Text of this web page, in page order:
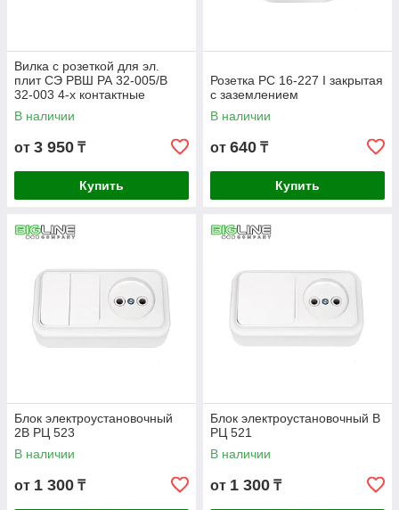
Вилка с розеткой для эл.
плит СЭ РВШ РА 32-005/В
32-003 4-х контактные
В наличии
от 3 950 ₸
Купить
Розетка РС 16-227 I закрытая
с заземлением
В наличии
от 640 ₸
Купить
Блок электроустановочный
2В РЦ 523
В наличии
от 1 300 ₸
Блок электроустановочный В
РЦ 521
В наличии
от 1 300 ₸